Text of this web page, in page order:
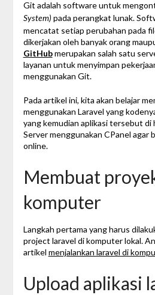
Git adalah software untuk
System) pada perangkat lunak.
mencatat setiap perubahan pada
dikerjakan oleh banyak orang
GitHubmerupakan salah satu
layanan untuk menyimpan
menggunakan Git.
Pada artikel ini, kita akan belajar
menggunakan Laravel yang
yang kemudian aplikasi tersebut di
Server menggunakan CPanel agar
online.
Membuat
komputer
Langkah pertama yang harus
project laravel di komputer lokal.
artikel menjalankan laravel di
Upload aplikasi